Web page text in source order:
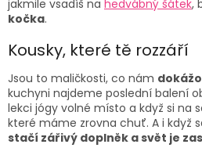
v
k
y
v
ý
p
i
jakmile vsadíš na hedvábný šátek,
kočka.
Kousky, které tě rozzáří
Jsou to maličkosti, co nám
kuchyni najdeme poslední balení
lekci jógy volné místo a když si na
které máme zrovna chuť. A i když
stačí zářivý doplněk a svět je